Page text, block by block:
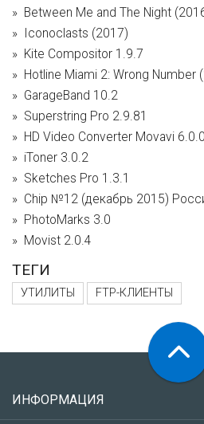
Between Me and The Night
Iconoclasts (2017)
Kite Compositor 1.9.7
Hotline Miami 2: Wrong Number
GarageBand 10.2
Superstring Pro 2.9.81
HD Video Converter Movavi 6.0.0
iToner 3.0.2
Sketches Pro 1.3.1
Chip №12 (декабрь 2015)
PhotoMarks 3.0
Movist 2.0.4
ТЕГИ
УТИЛИТЫ FTP-КЛИЕНТЫ
ИНФОРМАЦИЯ